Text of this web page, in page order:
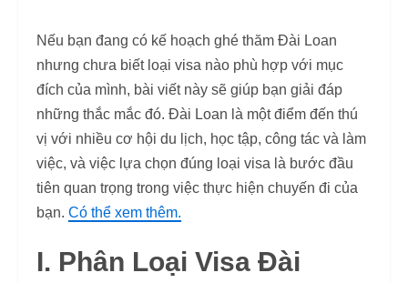
Nếu bạn đang có kế hoạch ghé thăm Đài Loan
nhưng chưa biết loại visa nào phù hợp với mục
đích của mình, bài viết này sẽ giúp bạn giải đáp
những thắc mắc đó. Đài Loan là một điểm đến thú
vị với nhiều cơ hội du lịch, học tập, công tác và làm
việc, và việc lựa chọn đúng loại visa là bước đầu
tiên quan trọng trong việc thực hiện chuyến đi của
bạn. Có thể xem thêm.
I. Phân Loại Visa Đài